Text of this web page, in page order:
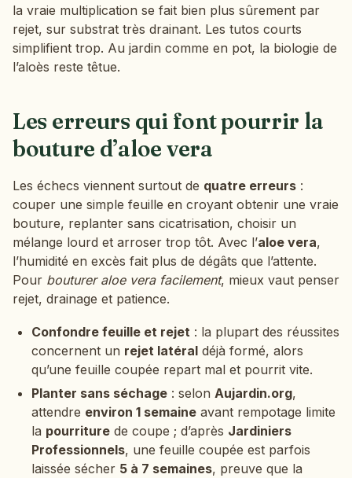
la vraie multiplication se fait bien plus sûrement par
rejet, sur substrat très drainant. Les tutos courts
simplifient trop. Au jardin comme en pot, la biologie de
l’aloès reste têtue.
Les erreurs qui font pourrir la
bouture d’aloe vera
Les échecs viennent surtout de quatre erreurs :
couper une simple feuille en croyant obtenir une vraie
bouture, replanter sans cicatrisation, choisir un
mélange lourd et arroser trop tôt. Avec l’aloe vera,
l’humidité en excès fait plus de dégâts que l’attente.
Pour bouturer aloe vera facilement, mieux vaut penser
rejet, drainage et patience.
Confondre feuille et rejet : la plupart des réussites
concernent un rejet latéral déjà formé, alors
qu’une feuille coupée repart mal et pourrit vite.
Planter sans séchage : selon Aujardin.org,
attendre environ 1 semaine avant rempotage limite
la pourriture de coupe ; d’après Jardiniers
Professionnels, une feuille coupée est parfois
laissée sécher 5 à 7 semaines, preuve que la